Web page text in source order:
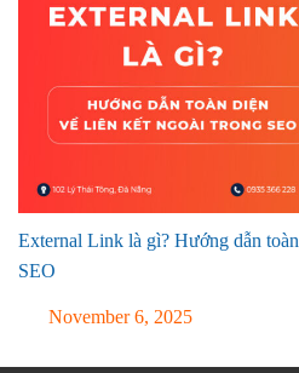
External Link là gì? Hướng dẫn
SEO
November 6, 2025